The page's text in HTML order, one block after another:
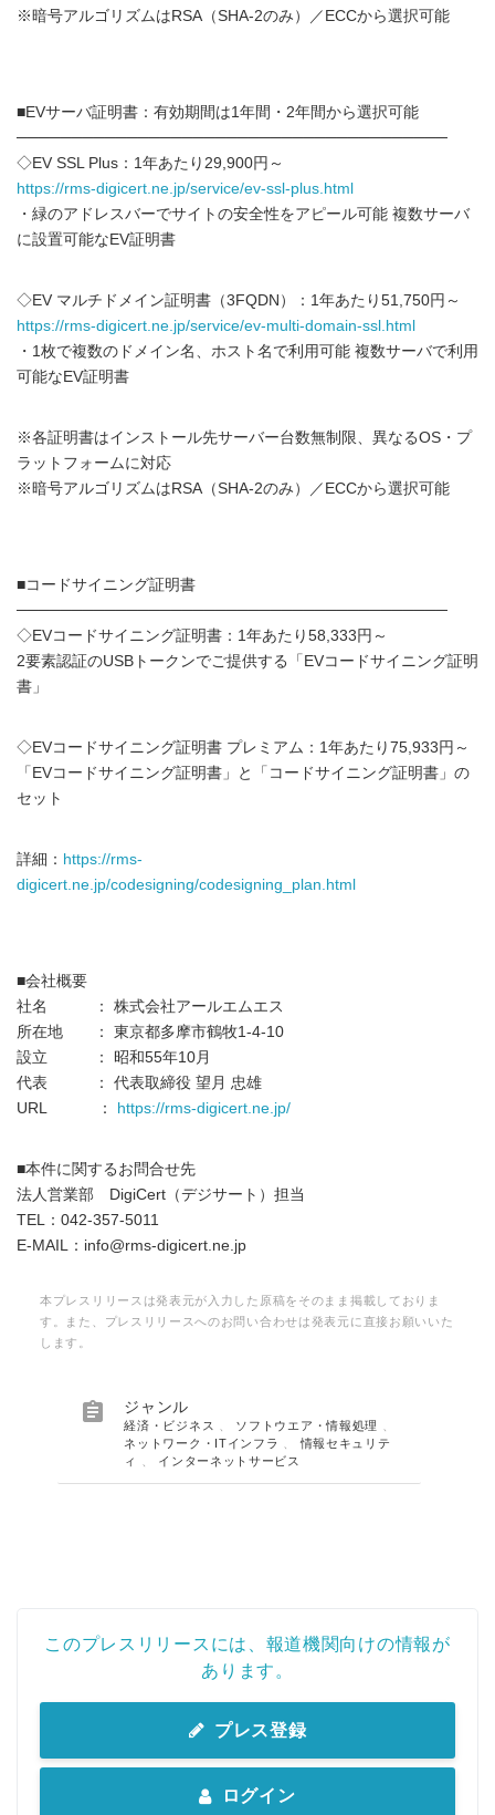
※暗号アルゴリズムはRSA（SHA-2のみ）／ECCから選択可能
■EVサーバ証明書：有効期間は1年間・2年間から選択可能
───────────────────────────────────────
◇EV SSL Plus：1年あたり29,900円～
https://rms-digicert.ne.jp/service/ev-ssl-plus.html
・緑のアドレスバーでサイトの安全性をアピール可能 複数サーバ
に設置可能なEV証明書
◇EV マルチドメイン証明書（3FQDN）：1年あたり51,750円～
https://rms-digicert.ne.jp/service/ev-multi-domain-ssl.html
・1枚で複数のドメイン名、ホスト名で利用可能 複数サーバで利用
可能なEV証明書
※各証明書はインストール先サーバー台数無制限、異なるOS・プ
ラットフォームに対応
※暗号アルゴリズムはRSA（SHA-2のみ）／ECCから選択可能
■コードサイニング証明書
───────────────────────────────────────
◇EVコードサイニング証明書：1年あたり58,333円～
2要素認証のUSBトークンでご提供する「EVコードサイニング証明
書」
◇EVコードサイニング証明書 プレミアム：1年あたり75,933円～
「EVコードサイニング証明書」と「コードサイニング証明書」の
セット
詳細： https://rms-
digicert.ne.jp/codesigning/codesigning_plan.html
■会社概要
社名 ： 株式会社アールエムエス
所在地 ： 東京都多摩市鶴牧1-4-10
設立 ： 昭和55年10月
代表 ： 代表取締役 望月 忠雄
URL ：
https://rms-digicert.ne.jp/
■本件に関するお問合せ先
法人営業部 DigiCert（デジサート）担当
TEL：042-357-5011
E-MAIL：info@rms-digicert.ne.jp
本プレスリリースは発表元が入力した原稿をそのまま掲載しておりま
す。また、プレスリリースへのお問い合わせは発表元に直接お願いいた
します。
 ジャンル
経済・ビジネス ソフトウエア・情報処理
ネットワーク・ITインフラ
、情報セキュリテ
ィ
インターネットサービス
このプレスリリースには、報道機関向けの情報が
あります。
プレス登録
ログイン